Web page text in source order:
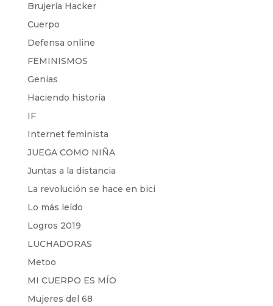
Brujería Hacker
Cuerpo
Defensa online
FEMINISMOS
Genias
Haciendo historia
IF
Internet feminista
JUEGA COMO NIÑA
Juntas a la distancia
La revolución se hace en bici
Lo más leído
Logros 2019
LUCHADORAS
Metoo
MI CUERPO ES MÍO
Mujeres del 68